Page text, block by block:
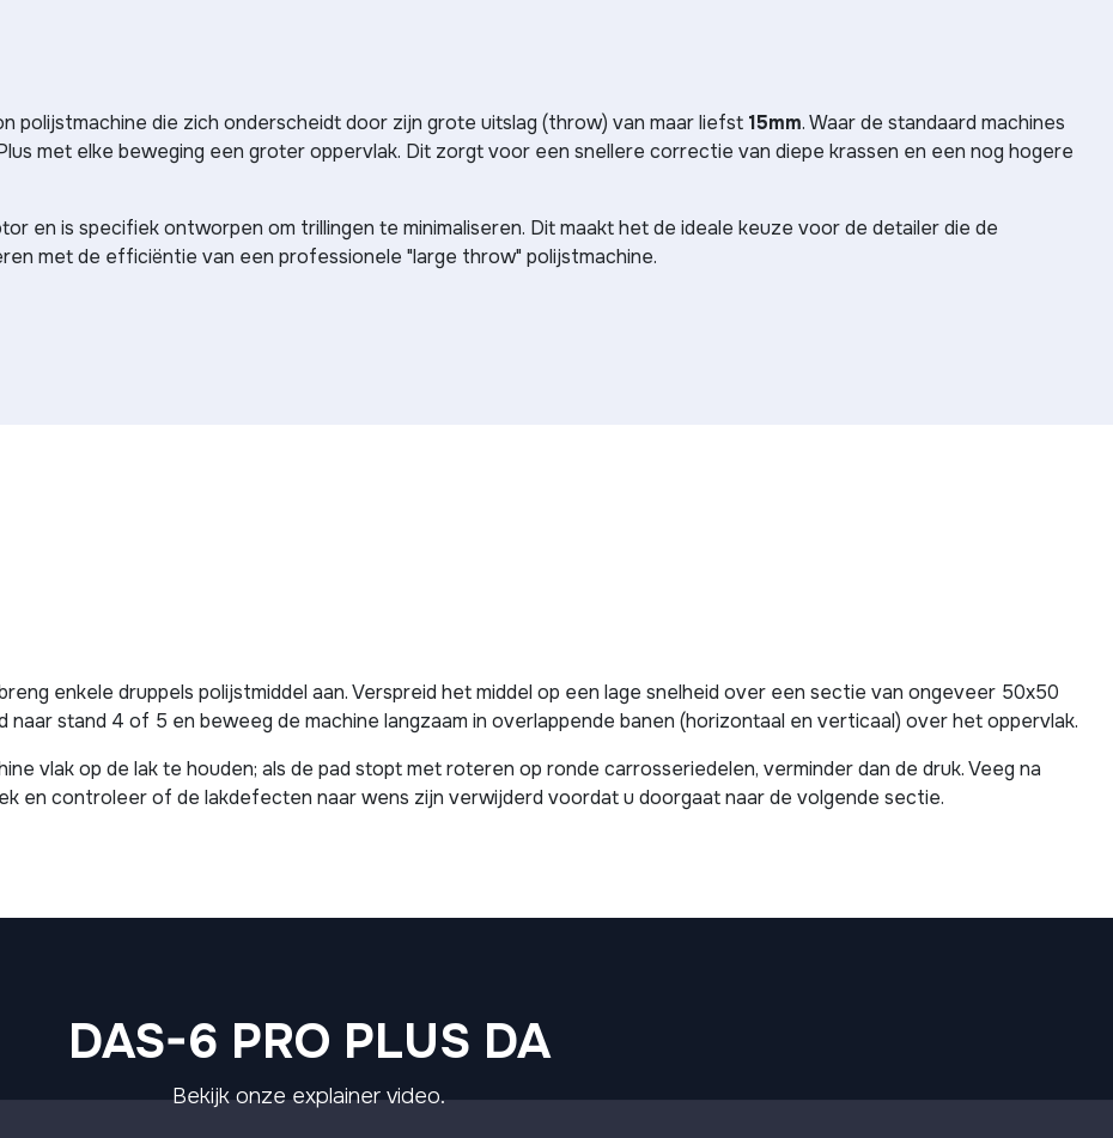
polijstmachine die zich onderscheidt door zijn grote uitslag (throw) van maar liefst 15mm. Waar de standaard machines
met elke beweging een groter oppervlak. Dit zorgt voor een snellere correctie van diepe krassen en een nog hogere
en is specifiek ontworpen om trillingen te minimaliseren. Dit maakt het de ideale keuze voor de detailer die de
met de efficiëntie van een professionele "large throw" polijstmachine.
enkele druppels polijstmiddel aan. Verspreid het middel op een lage snelheid over een sectie van ongeveer 50x50
stand 4 of 5 en beweeg de machine langzaam in overlappende banen (horizontaal en verticaal) over het oppervlak.
vlak op de lak te houden; als de pad stopt met roteren op ronde carrosseriedelen, verminder dan de druk. Veeg na
en controleer of de lakdefecten naar wens zijn verwijderd voordat u doorgaat naar de volgende sectie.
DAS-6 PRO PLUS DA
Bekijk onze explainer video.